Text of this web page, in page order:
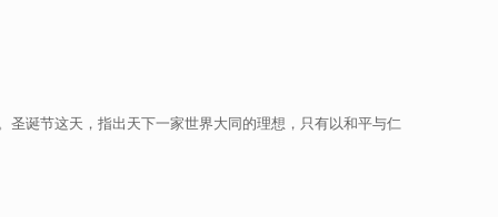
诞节这天，指出天下一家世界大同的理想，只有以和平与仁